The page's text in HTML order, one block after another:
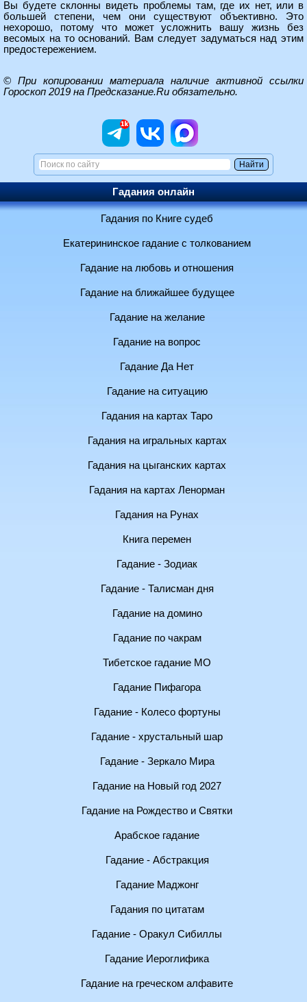
Вы будете склонны видеть проблемы там, где их нет, или в
большей степени, чем они существуют объективно. Это
нехорошо, потому что может усложнить вашу жизнь без
весомых на то оснований. Вам следует задуматься над этим
предостережением.
© При копировании материала наличие активной ссылки
Гороскоп 2019 на Предсказание.Ru обязательно.
Гадания онлайн
Гадания по Книге судеб
Екатерининское гадание с толкованием
Гадание на любовь и отношения
Гадание на ближайшее будущее
Гадание на желание
Гадание на вопрос
Гадание Да Нет
Гадание на ситуацию
Гадания на картах Таро
Гадания на игральных картах
Гадания на цыганских картах
Гадания на картах Ленорман
Гадания на Рунах
Книга перемен
Гадание - Зодиак
Гадание - Талисман дня
Гадание на домино
Гадание по чакрам
Тибетское гадание МО
Гадание Пифагора
Гадание - Колесо фортуны
Гадание - хрустальный шар
Гадание - Зеркало Мира
Гадание на Новый год 2027
Гадание на Рождество и Святки
Арабское гадание
Гадание - Абстракция
Гадание Маджонг
Гадания по цитатам
Гадание - Оракул Сибиллы
Гадание Иероглифика
Гадание на греческом алфавите